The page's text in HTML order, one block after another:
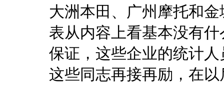
大洲本田、广州摩托和
表从内容上看基本没有
保证，这些企业的统计
这些同志再接再励，在